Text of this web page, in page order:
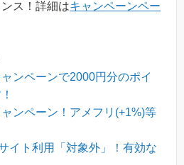
ス！詳細はキャンペーンペー
ンペーンで2000円分のポイ
ンペーン！アメフリ(+1%)等
イト利用「対象外」！有効な